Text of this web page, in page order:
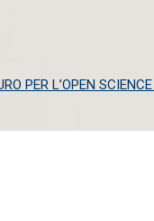
PER L’OPEN